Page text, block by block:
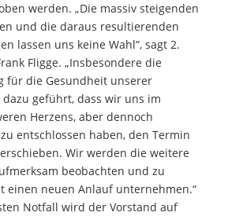
werden. „Die massiv steigenden
und die daraus resultierenden
lassen uns keine Wahl“, sagt 2.
Fligge. „Insbesondere die
für die Gesundheit unserer
geführt, dass wir uns im
Herzens, aber dennoch
entschlossen haben, den Termin
Wir werden die weitere
beobachten und zu
einen neuen Anlauf unternehmen.“
Notfall wird der Vorstand auf